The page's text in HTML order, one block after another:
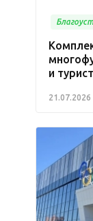
и
21.07.2026